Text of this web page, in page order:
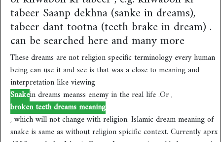
tabeer Saanp dekhna (sanke in dreams),
tabeer dant tootna (teeth brake in dream) .
can be searched here and many more
These dreams are not religion specific terminology every human
being can use it and see is that was a close to meaning and
interpretation like viewing
Snakein dreams meanss enemy in the real life .Or ,
broken teeth dreams meaning
, which will not change with religion. Islamic dream meaning of
snake is same as without religion spicific context. Currently aprx